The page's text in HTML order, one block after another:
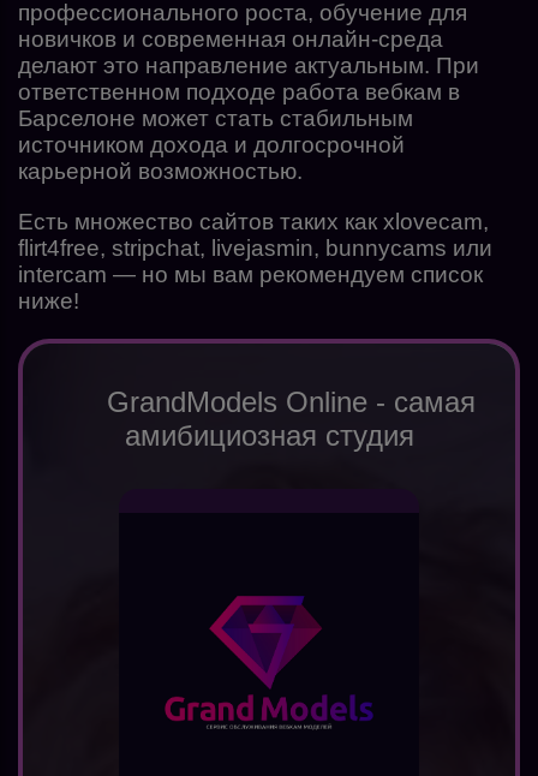
профессионального роста, обучение для
новичков и современная онлайн-среда
делают это направление актуальным. При
ответственном подходе работа вебкам в
Барселоне может стать стабильным
источником дохода и долгосрочной
карьерной возможностью.
Есть множество сайтов таких как xlovecam,
flirt4free, stripchat, livejasmin, bunnycams или
intercam — но мы вам рекомендуем список
ниже!
GrandModels Online - самая
амибициозная студия